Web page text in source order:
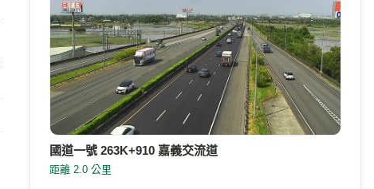
國道一號 263K+910 嘉義交流道
距離 2.0 公里